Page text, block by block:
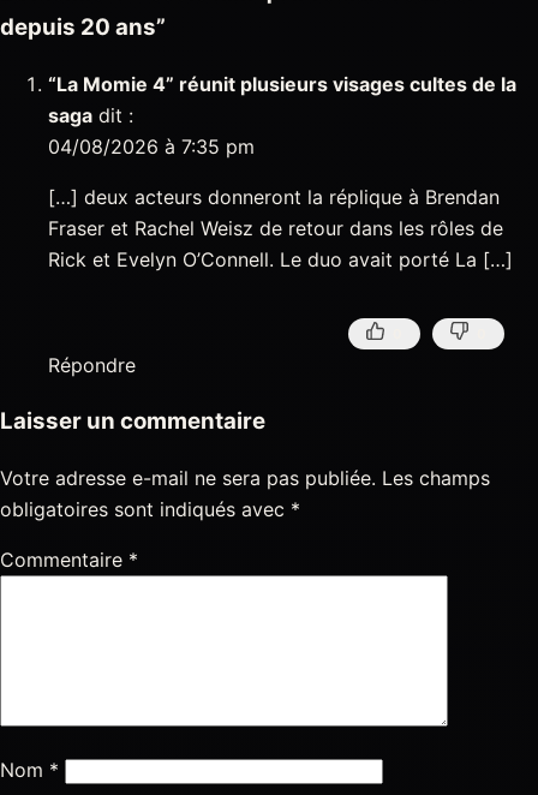
depuis 20 ans”
“La Momie 4” réunit plusieurs visages cultes de la
saga dit :
04/08/2026 à 7:35 pm
[…] deux acteurs donneront la réplique à Brendan
Fraser et Rachel Weisz de retour dans les rôles de
Rick et Evelyn O’Connell. Le duo avait porté La […]
Répondre
Laisser un commentaire
Votre adresse e-mail ne sera pas publiée. Les champs
obligatoires sont indiqués avec *
Commentaire *
Nom *